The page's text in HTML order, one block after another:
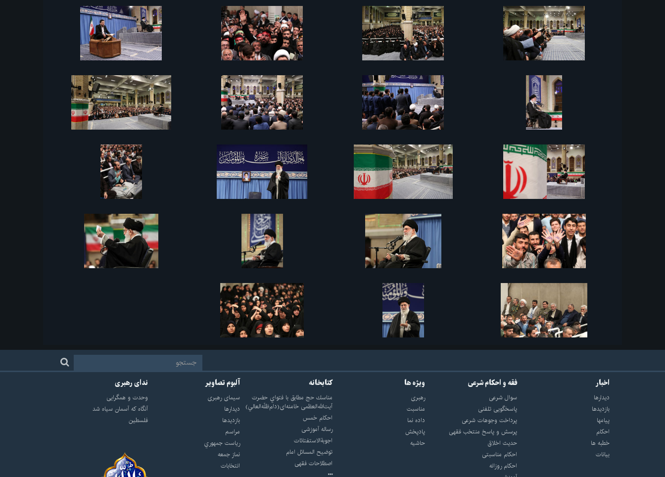
اخبار
دیدارها
بازديدها
پيامها
احكام
خطبه ها
بیانات
فقه و احکام شرعی
سوال شرعی
پاسخگویی تلفنی
پرداخت وجوهات شرعی
پرسش و پاسخ منتخب فقهی
حدیث اخلاق
احکام مناسبتی
احکام روزانه
ویژه ها
رهبری
مناسبت
داده نما
پادپخش
حاشیه
کتابخانه
مناسك حج مطابق با فتواي حضرت
آيت‌الله‌العظمى خامنه‌اى(دام‌ظلّه‌العالي)
احکام خمس
رساله آموزشی
اجوبة‌الاستفتائات
توضيح المسائل امام
اصطلاحات فقهى
آلبوم تصاویر
سيماى رهبرى
ديدارها
بازديدها
مراسم
رياست جمهوري
نماز جمعه
انتخابات
ندای رهبری
وحدت و همگرایی
آنگاه که آسمان سیاه شد
فلسطین